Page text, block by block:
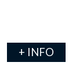
+ INFO